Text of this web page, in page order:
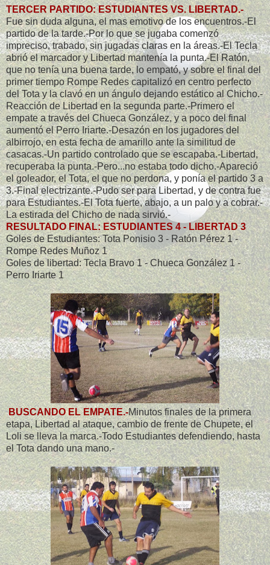
TERCER PARTIDO: ESTUDIANTES VS. LIBERTAD.-
Fue sin duda alguna, el mas emotivo de los encuentros.-El
partido de la tarde.-Por lo que se jugaba comenzó
impreciso, trabado, sin jugadas claras en la áreas.-El Tecla
abrió el marcador y Libertad mantenía la punta.-El Ratón,
que no tenía una buena tarde, lo empató, y sobre el final del
primer tiempo Rompe Redes capitalizó en centro perfecto
del Tota y la clavó en un ángulo dejando estático al Chicho.-
Reacción de Libertad en la segunda parte.-Primero el
empate a través del Chueca González, y a poco del final
aumentó el Perro Iriarte.-Desazón en los jugadores del
albirrojo, en esta fecha de amarillo ante la similitud de
casacas.-Un partido controlado que se escapaba.-Libertad,
recuperaba la punta.-Pero...no estaba todo dicho.-Apareció
el goleador, el Tota, el que no perdona, y ponía el partido 3 a
3.-Final electrizante.-Pudo ser para Libertad, y de contra fue
para Estudiantes.-El Tota fuerte, abajo, a un palo y a cobrar.-
La estirada del Chicho de nada sirvió.-
RESULTADO FINAL: ESTUDIANTES 4 - LIBERTAD 3
Goles de Estudiantes: Tota Ponisio 3 - Ratón Pérez 1 -
Rompe Redes Muñoz 1
Goles de libertad: Tecla Bravo 1 - Chueca González 1 -
Perro Iriarte 1
BUSCANDO EL EMPATE.-Minutos finales de la primera
etapa, Libertad al ataque, cambio de frente de Chupete, el
Loli se lleva la marca.-Todo Estudiantes defendiendo, hasta
el Tota dando una mano.-